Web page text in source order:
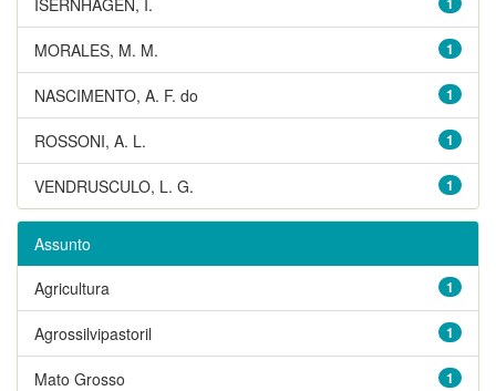
1
MORALES, M. M.
1
NASCIMENTO, A. F. do
1
ROSSONI, A. L.
1
VENDRUSCULO, L. G.
Assunto
1
Agricultura
1
Agrossilvipastoril
1
Mato Grosso